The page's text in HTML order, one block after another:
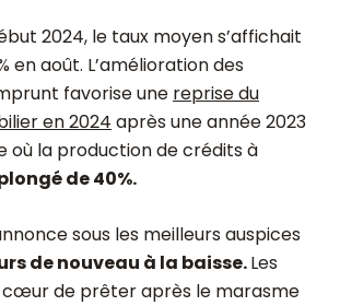
2024, le taux moyen s’affichait
en août. L’amélioration des
favorise une reprise du
en 2024 après une année 2023
où la production de crédits à
de 40%.
sous les meilleurs auspices
de nouveau à la baisse.Les
cœur de prêter après le marasme